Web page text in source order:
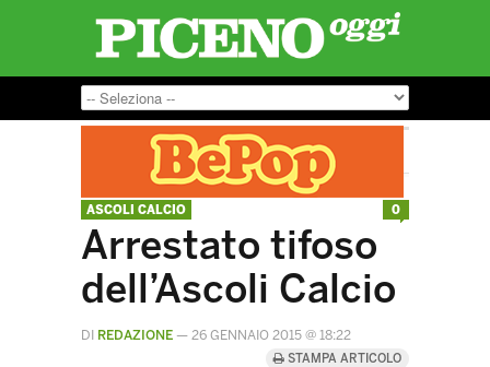
ASCOLI CALCIO
Arrestato tifoso
dell’Ascoli Calcio
DI REDAZIONE — 26 GENNAIO 2015 @ 18:22
STAMPA ARTICOLO
0